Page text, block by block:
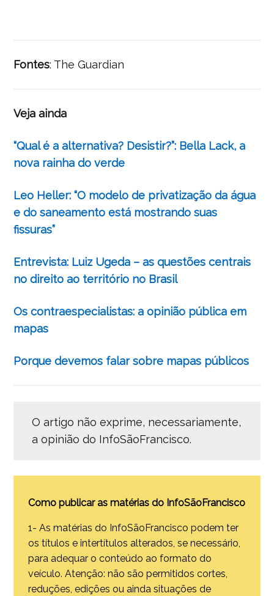
Fontes: The Guardian
Veja ainda
“Qual é a alternativa? Desistir?”: Bella Lack, a
nova rainha do verde
Leo Heller: “O modelo de privatização da água
e do saneamento está mostrando suas
fissuras”
Entrevista: Luiz Ugeda – as questões centrais
no direito ao território no Brasil
Os contraespecialistas: a opinião pública em
mapas
Porque devemos falar sobre mapas públicos
O artigo não exprime, necessariamente,
a opinião do InfoSãoFrancisco.
Como publicar as matérias do InfoSãoFrancisco
1- As matérias do InfoSãoFrancisco podem ter
os títulos e intertítulos alterados, se necessário,
para adequar o conteúdo ao formato do
veículo. Atenção: não são permitidos cortes,
reduções, edições ou ainda situações de